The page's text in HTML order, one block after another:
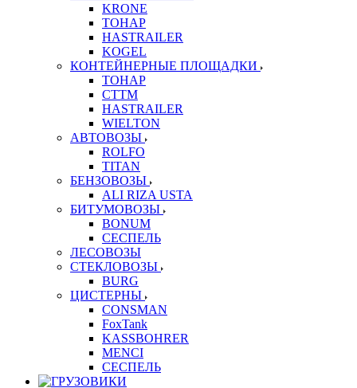
KRONE
ТОНАР
HASTRAILER
KOGEL
КОНТЕЙНЕРНЫЕ ПЛОЩАДКИ
ТОНАР
CTTM
HASTRAILER
WIELTON
АВТОВОЗЫ
ROLFO
TITAN
БЕНЗОВОЗЫ
ALI RIZA USTA
БИТУМОВОЗЫ
BONUM
СЕСПЕЛЬ
ЛЕСОВОЗЫ
СТЕКЛОВОЗЫ
BURG
ЦИСТЕРНЫ
CONSMAN
FoxTank
KASSBOHRER
MENCI
СЕСПЕЛЬ